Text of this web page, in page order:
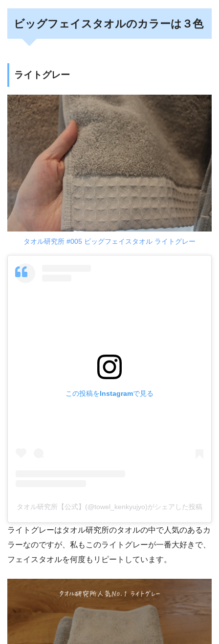
ビッグフェイスタオルのカラーは３色
ライトグレー
タオル研究所 #005 ビッグフェイスタオル ライトグレー
この投稿をInstagramで見る
タオル研究所【公式】(@towel_kenkyujyo)がシェアした投稿
ライトグレーはタオル研究所のタオルの中で人気のあるカ
ラーなのですが、私もこのライトグレーが一番大好きで、
フェイスタオルを何度もリピートしています。